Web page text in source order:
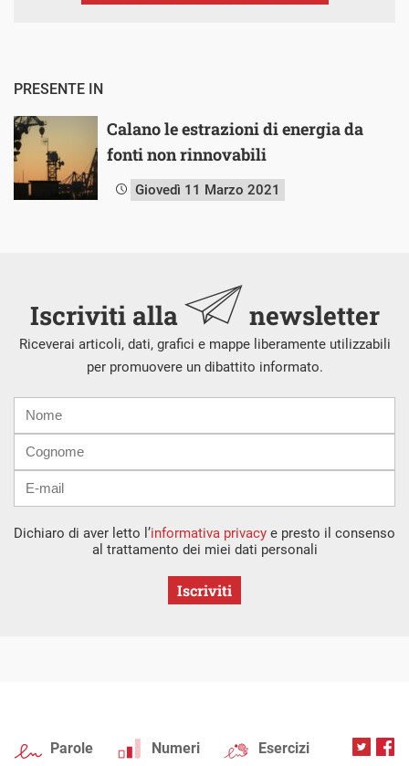
PRESENTE IN
Calano le estrazioni di energia da
fonti non rinnovabili
Giovedì 11 Marzo 2021
Iscriviti alla newsletter
Riceverai articoli, dati, grafici e mappe liberamente utilizzabili
per promuovere un dibattito informato.
mail
Dichiaro di aver letto l’informativa privacy e presto il consenso
al trattamento dei miei dati personali
Iscriviti
Parole Numeri Esercizi